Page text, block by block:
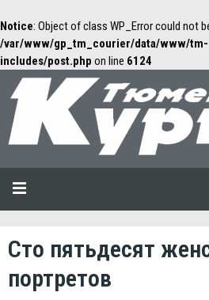
Notice: Object of class WP_Error could not
/var/www/gp_tm_courier/data/www/
includes/post.php on line 6124
Сто пятьдесят
портретов